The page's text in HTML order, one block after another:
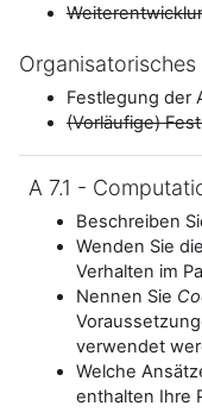
Organisatorisches
Festlegung der
(Vorläufige)
A 7.1 -
Beschreiben
Wenden Sie
Verhalten im
Nennen Sie
verwendet
Welche
enthalten Ihre